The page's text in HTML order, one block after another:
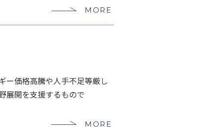
MORE
ー価格高騰や人手不足等厳し
展開を支援するもので
MORE